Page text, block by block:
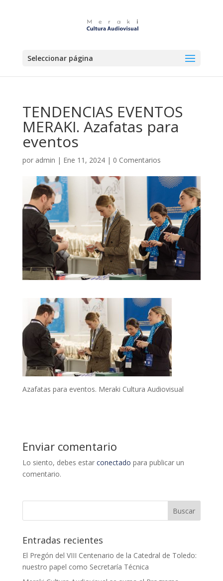
Seleccionar página
TENDENCIAS EVENTOS
MERAKI. Azafatas para
eventos
por admin | Ene 11, 2024| 0 Comentarios
Azafatas para eventos. Meraki Cultura Audiovisual
Enviar comentario
Lo siento, debes estar conectado para publicar un
comentario.
Entradas recientes
El Pregón del VIII Centenario de la Catedral de Toledo:
nuestro papel como Secretaría Técnica